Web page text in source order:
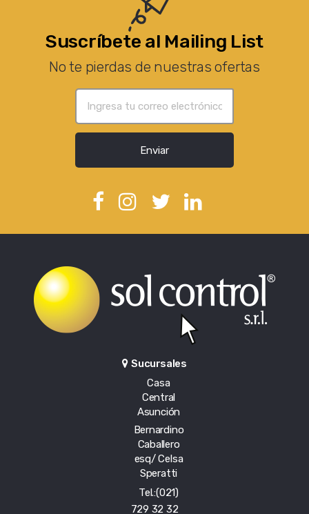
Suscríbete al Mailing List
No te pierdas de nuestras ofertas
Enviar
Sucursales
Casa
Central
Asunción
Bernardino
Caballero
esq/ Celsa
Speratti
Tel.:(021)
729 32 32